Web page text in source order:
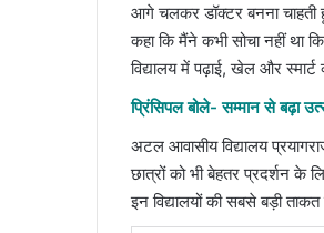
आगे चलकर डॉक्टर बनना
कहा कि मैंने कभी सोचा नहीं था
विद्यालय में पढ़ाई, खेल और
प्रिंसिपल बोले- सम्मान से बढ़ा
अटल आवासीय विद्यालय
छात्रों को भी बेहतर प्रदर्शन के
इन विद्यालयों की सबसे बड़ी ताकत